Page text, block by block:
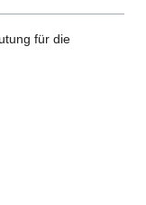
für die